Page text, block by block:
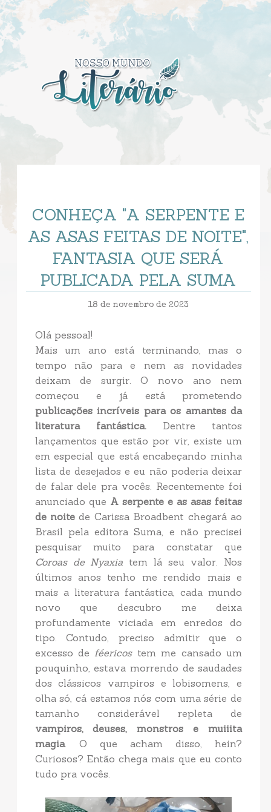
CONHEÇA "A SERPENTE E
AS ASAS FEITAS DE NOITE",
FANTASIA QUE SERÁ
PUBLICADA PELA SUMA
18 de novembro de 2023
Olá pessoal!
Mais um ano está terminando, mas o
tempo não para e nem as novidades
deixam de surgir. O novo ano nem
começou e já está prometendo
publicações incríveis para os amantes da
literatura fantástica. Dentre tantos
lançamentos que estão por vir, existe um
em especial que está encabeçando minha
lista de desejados e eu não poderia deixar
de falar dele pra vocês. Recentemente foi
anunciado que A serpente e as asas feitas
de noitede Carissa Broadbent chegará ao
Brasil pela editora Suma, e não precisei
pesquisar muito para constatar que
Coroas de Nyaxia tem lá seu valor. Nos
últimos anos tenho me rendido mais e
mais a literatura fantástica, cada mundo
novo que descubro me deixa
profundamente viciada em enredos do
tipo. Contudo, preciso admitir que o
excesso deféericos tem me cansado um
pouquinho, estava morrendo de saudades
dos clássicos vampiros e lobisomens, e
olha só, cá estamos nós com uma série de
tamanho considerável repleta de
vampiros, deuses, monstros e muiiita
magia. O que acham disso, hein?
Curiosos? Então chega mais que eu conto
tudo pra vocês.